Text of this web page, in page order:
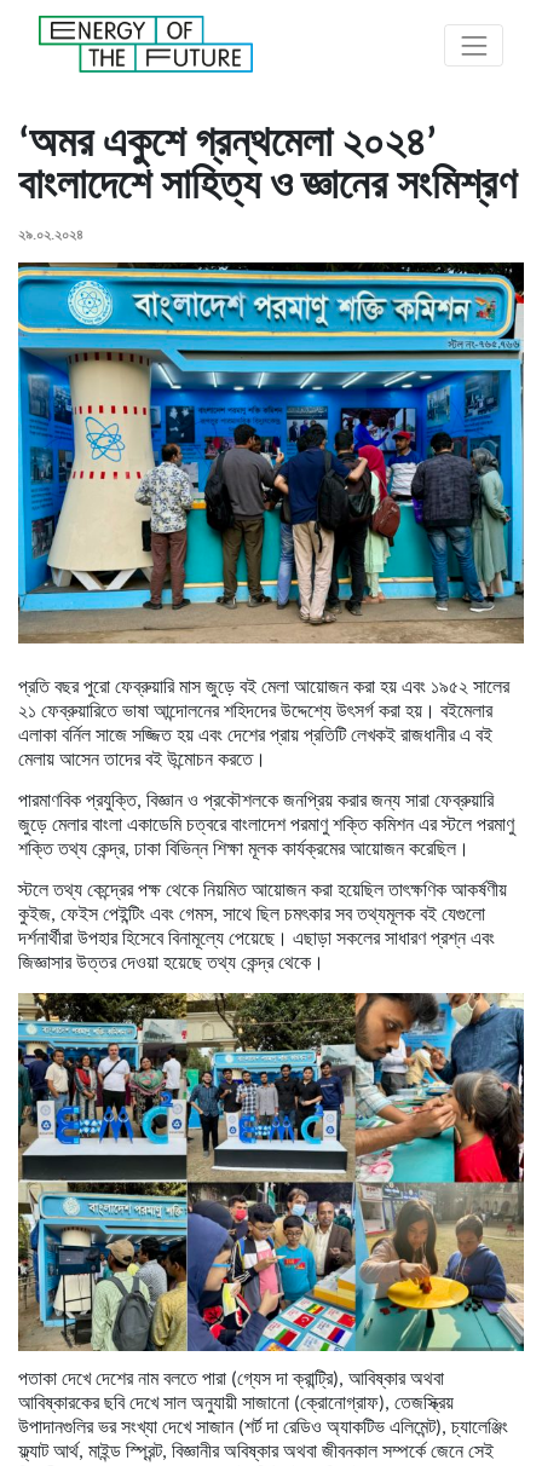
‘অমর একুশে গ্রন্থমেলা ২০২৪’
বাংলাদেশে সাহিত্য ও জ্ঞানের সংমিশ্রণ
২৯.০২.২০২৪
প্রতি বছর পুরো ফেব্রুয়ারি মাস জুড়ে বই মেলা আয়োজন করা হয় এবং ১৯৫২ সালের
২১ ফেব্রুয়ারিতে ভাষা আন্দোলনের শহিদদের উদ্দেশ্যে উৎসর্গ করা হয়। বইমেলার
এলাকা বর্নিল সাজে সজ্জিত হয় এবং দেশের প্রায় প্রতিটি লেখকই রাজধানীর এ বই
মেলায় আসেন তাদের বই উন্মোচন করতে।
পারমাণবিক প্রযুক্তি, বিজ্ঞান ও প্রকৌশলকে জনপ্রিয় করার জন্য সারা ফেব্রুয়ারি
জুড়ে মেলার বাংলা একাডেমি চত্বরে বাংলাদেশ পরমাণু শক্তি কমিশন এর স্টলে পরমাণু
শক্তি তথ্য কেন্দ্র, ঢাকা বিভিন্ন শিক্ষা মূলক কার্যক্রমের আয়োজন করেছিল।
স্টলে তথ্য কেন্দ্রের পক্ষ থেকে নিয়মিত আয়োজন করা হয়েছিল তাৎক্ষণিক আকর্ষণীয়
কুইজ, ফেইস পেইন্টিং এবং গেমস, সাথে ছিল চমৎকার সব তথ্যমূলক বই যেগুলো
দর্শনার্থীরা উপহার হিসেবে বিনামূল্যে পেয়েছে। এছাড়া সকলের সাধারণ প্রশ্ন এবং
জিজ্ঞাসার উত্তর দেওয়া হয়েছে তথ্য কেন্দ্র থেকে।
পতাকা দেখে দেশের নাম বলতে পারা (গ্যেস দা ক্রান্ট্রি), আবিষ্কার অথবা
আবিষ্কারকের ছবি দেখে সাল অনুযায়ী সাজানো (ক্রোনোগ্রাফ), তেজস্ক্রিয়
উপাদানগুলির ভর সংখ্যা দেখে সাজান (শর্ট দা রেডিও অ্যাকটিভ এলিমেন্ট), চ্যালেঞ্জিং
ফ্ল্যাট আর্থ, মাইন্ড স্প্রিন্ট, বিজ্ঞানীর অবিষ্কার অথবা জীবনকাল সম্পর্কে জেনে সেই